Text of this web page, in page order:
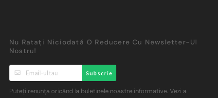
Nu Ratați Niciodată O Reducere Cu Newsletter-Ul
Nostru!
Subscrie
Puteți renunța oricând la buletinele noastre informative. Vezi a